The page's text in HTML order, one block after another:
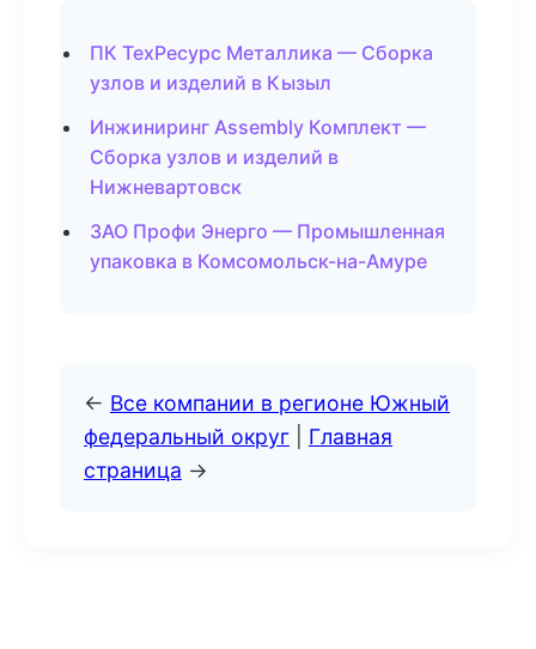
ПК ТехРесурс Металлика — Сборка
узлов и изделий в Кызыл
Инжиниринг Assembly Комплект —
Сборка узлов и изделий в
Нижневартовск
ЗАО Профи Энерго — Промышленная
упаковка в Комсомольск-на-Амуре
← Все компании в регионе Южный
федеральный округ
Главная
страница →